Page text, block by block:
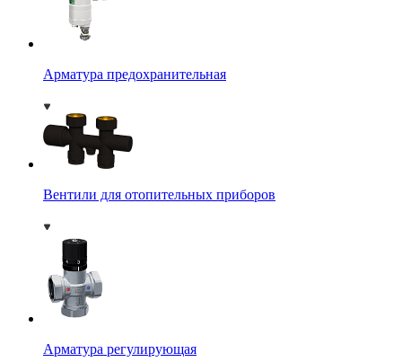
Арматура предохранительная
Вентили для отопительных приборов
Арматура регулирующая